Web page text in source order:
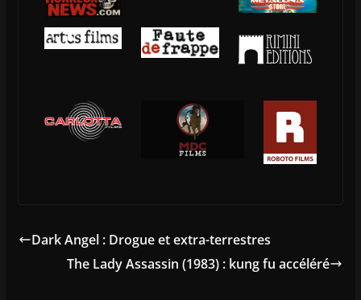
Dark Angel : Drogue et extra-terrestres
The Lady Assassin (1983) : kung fu accéléré